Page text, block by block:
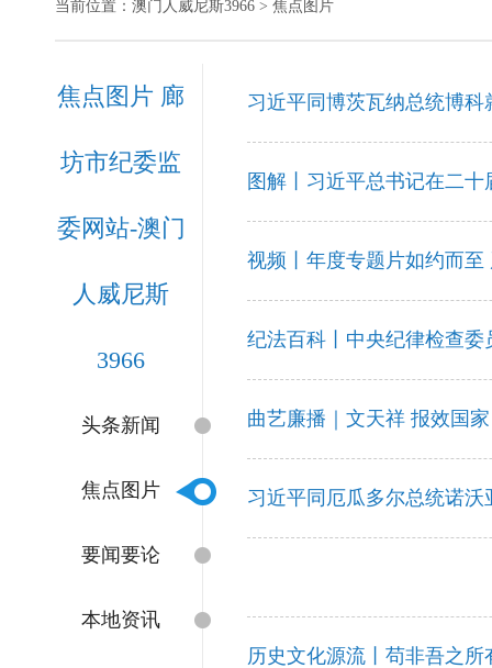
当前位置： 澳门人威尼斯3966 > 焦点图片
焦点图片 廊
坊市纪委监
委网站-澳门
人威尼斯
3966
头条新闻
焦点图片
要闻要论
本地资讯
习近平同博茨瓦纳总统博
图解丨习近平总书记在二
视频丨年度专题片如约而至
纪法百科丨中央纪律检查委
曲艺廉播｜文天祥 报效国
习近平同厄瓜多尔总统诺
历史文化源流丨苟非吾之